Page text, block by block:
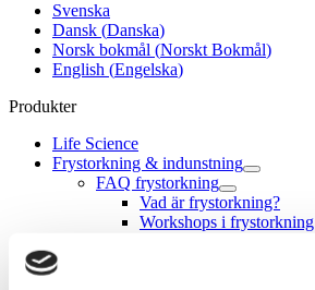
Svenska
Dansk (Danska)
Norsk bokmål (Norskt Bokmål)
English (Engelska)
Produkter
Life Science
Frystorkning & indunstning
FAQ frystorkning
Vad är frystorkning?
Workshops i frystorkning